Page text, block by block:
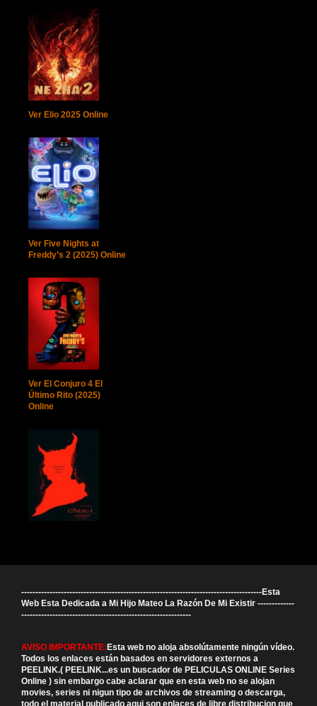
Ver Elio 2025 Online
Ver Five Nights at
Freddy’s 2 (2025) Online
Ver El Conjuro 4 El
Último Rito (2025)
Online
-------------------------------------------------------------------------------------Esta
Web Esta Dedicada a Mi Hijo Mateo La Razón De Mi Existir -------------
------------------------------------------------------------
AVISO IMPORTANTE: Esta web no aloja absolútamente ningún vídeo.
Todos los enlaces están basados en servidores externos a
PEELINK.( PEELINK...es un buscador de PELICULAS ONLINE Series
Online ) sin embargo cabe aclarar que en esta web no se alojan
movies, series ni nigun tipo de archivos de streaming o descarga,
todo el material publicado aqui son enlaces de libre distribucion que